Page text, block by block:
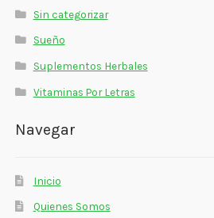
Sin categorizar
Sueño
Suplementos Herbales
Vitaminas Por Letras
Navegar
Inicio
Quienes Somos